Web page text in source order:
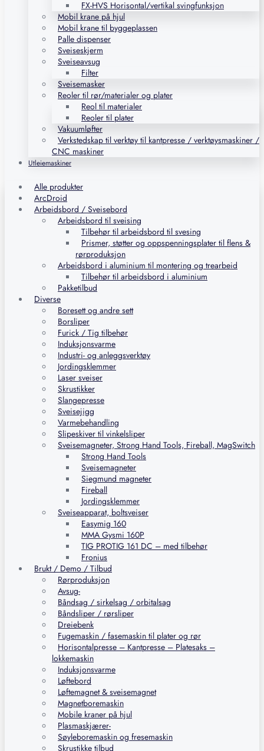
FX-HVS Horisontal/vertikal svingfunksjon
Mobil krane på hjul
Mobil krane til byggeplassen
Palle dispenser
Sveiseskjerm
Sveiseavsug
Filter
Sveisemasker
Reoler til rør/materialer og plater
Reol til materialer
Reoler til plater
Vakuumløfter
Verkstedskap til verktøy til kantpresse / verktøysmaskiner /
CNC maskiner
Utleiemaskiner
Alle produkter
ArcDroid
Arbeidsbord / Sveisebord
Arbeidsbord til sveising
Tilbehør til arbeidsbord til svesing
Prismer, støtter og oppspenningsplater til flens &
rørproduksjon
Arbeidsbord i aluminium til montering og trearbeid
Tilbehør til arbeidsbord i aluminium
Pakketilbud
Diverse
Boresett og andre sett
Borsliper
Furick / Tig tilbehør
Induksjonsvarme
Industri- og anleggsverktøy
Jordingsklemmer
Laser sveiser
Skrustikker
Slangepresse
Sveisejigg
Varmebehandling
Slipeskiver til vinkelsliper
Sveisemagneter, Strong Hand Tools, Fireball, MagSwitch
Strong Hand Tools
Sveisemagneter
Siegmund magneter
Fireball
Jordingsklemmer
Sveiseapparat, boltsveiser
Easymig 160
MMA Gysmi 160P
TIG PROTIG 161 DC – med tilbehør
Fronius
Brukt / Demo / Tilbud
Rørproduksjon
Avsug-
Båndsag / sirkelsag / orbitalsag
Båndsliper / rørsliper
Dreiebenk
Fugemaskin / fasemaskin til plater og rør
Horisontalpresse – Kantpresse – Platesaks –
lokkemaskin
Induksjonsvarme
Løftebord
Løftemagnet & sveisemagnet
Magnetboremaskin
Mobile kraner på hjul
Plasmaskjærer-
Søyleboremaskin og fresemaskin
Skrustikke tilbud